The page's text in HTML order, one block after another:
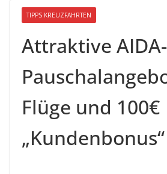
TIPPS KREUZFAHRTEN
Attraktive AIDA-
Flüge und 100€
„Kundenbonus“